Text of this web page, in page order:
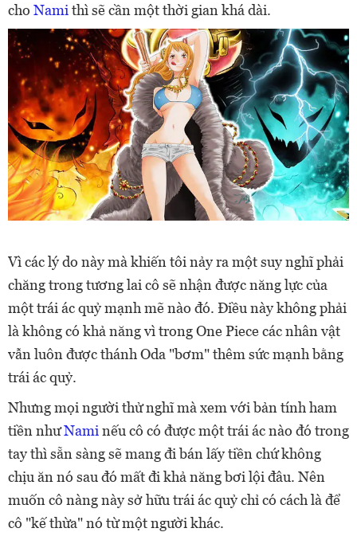
cho Namithì sẽ cần một thời gian khá dài.
Vì các lý do này mà khiến tôi nảy ra một suy nghĩ phải
chăng trong tương lai cô sẽ nhận được năng lực của
một trái ác quỷ mạnh mẽ nào đó. Điều này không phải
là không có khả năng vì trong One Piece các nhân vật
vẫn luôn được thánh Oda "bơm" thêm sức mạnh bằng
trái ác quỷ.
Nhưng mọi người thử nghĩ mà xem với bản tính ham
tiền nhưNami nếu cô có được một trái ác nào đó trong
tay thì sẵn sàng sẽ mang đi bán lấy tiền chứ không
chịu ăn nó sau đó mất đi khả năng bơi lội đâu. Nên
muốn cô nàng này sở hữu trái ác quỷ chỉ có cách là để
cô "kế thừa" nó từ một người khác.